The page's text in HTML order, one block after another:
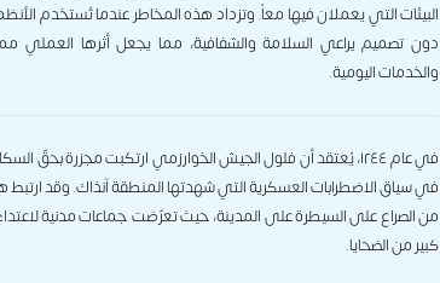
البيئات التي يعملان فيها معاً. وتزداد هذه المخاطر عندما تُستخدم
دون تصميم يراعي السلامة والشفافية، مما يجعل أثرها العملي
والخدمات اليومية.
في عام ١٢٤٤، يُعتقد أن فلول الجيش الخوارزمي ارتكبت مجزرة
في سياق الاضطرابات العسكرية التي شهدتها المنطقة آنذاك. وقد ارتبط
من الصراع على السيطرة على المدينة، حيث تعرّضت جماعات مدنية
كبير من الضحايا.